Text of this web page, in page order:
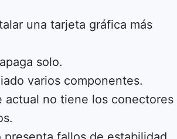
una tarjeta gráfica más
solo.
varios componentes.
actual no tiene los conectores